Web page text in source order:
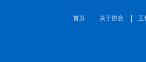
首页 关于协会 工